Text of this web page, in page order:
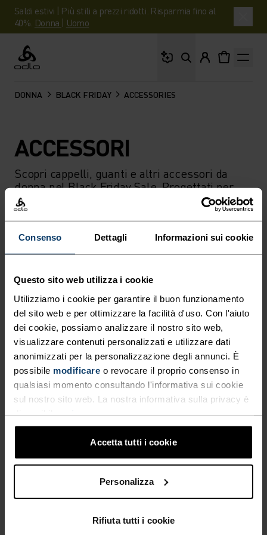
Consenso Dettagli Informazioni sui cookie
Questo sito web utilizza i cookie
Utilizziamo i cookie per garantire il buon funzionamento
del sito web e per ottimizzare la facilità d'uso. Con l'aiuto
dei cookie, possiamo analizzare il nostro sito web,
visualizzare contenuti personalizzati e utilizzare dati
anonimizzati per la personalizzazione degli annunci. È
possibile modificare o revocare il proprio consenso in
qualsiasi momento consultando l'informativa sui cookie
sul nostro sito web. La nostra informativa sulla privacy è
Accetta tutti i cookie
Personalizza
Rifiuta tutti i cookie
Saldi estivi | Più stili a prezzi ridotti. Risparmia fino al
40%. Donna | Uomo
Odlo
DONNA BLACK FRIDAY ACCESSORIES
ACCESSORI
Scopri cappelli, guanti e altri accessori da
donna nel Black Friday Sale. Progettati per
offrirti calore e comfort e in ogni avventura.
FILTRO CONSIGLIATI
NESSUN RISULTATO
SPEDIZIONE ​​​​​​GRATUITA
In 2-5 giorni lavorativi con la Posta Svizzera